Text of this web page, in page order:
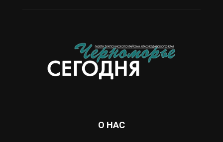
О НАС